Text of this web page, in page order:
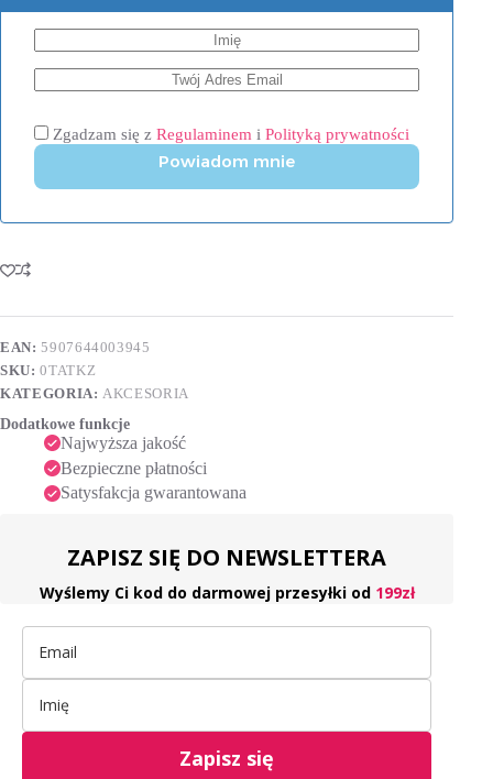
Zgadzam się z Regulaminem i Polityką prywatności
Powiadom mnie
EAN:5907644003945
SKU:0TATKZ
KATEGORIA: AKCESORIA
Dodatkowe funkcje
Najwyższa jakość
Bezpieczne płatności
Satysfakcja gwarantowana
ZAPISZ SIĘ DO NEWSLETTERA
Wyślemy Ci kod do darmowej przesyłki od 199zł
Zapisz się